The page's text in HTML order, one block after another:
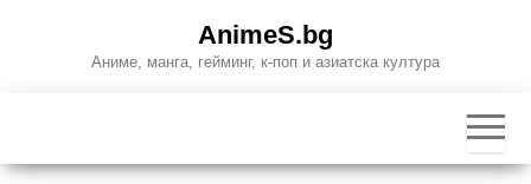
AnimeS.bg
Аниме, манга, гейминг, к-поп и азиатска култура